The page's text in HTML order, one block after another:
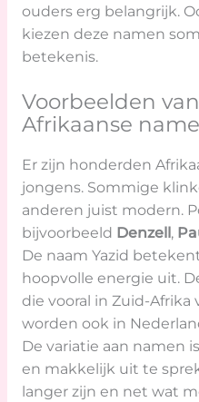
ouders erg belangrijk.
kiezen deze namen
betekenis.
Voorbeelden
Afrikaanse
Er zijn honderden
jongens. Sommige
anderen juist modern.
bijvoorbeeld Denzell ,
De naam Yazid
hoopvolle energie uit.
die vooral in Zuid-Afrika
worden ook in
De variatie aan namen
en makkelijk uit te
langer zijn en net wat